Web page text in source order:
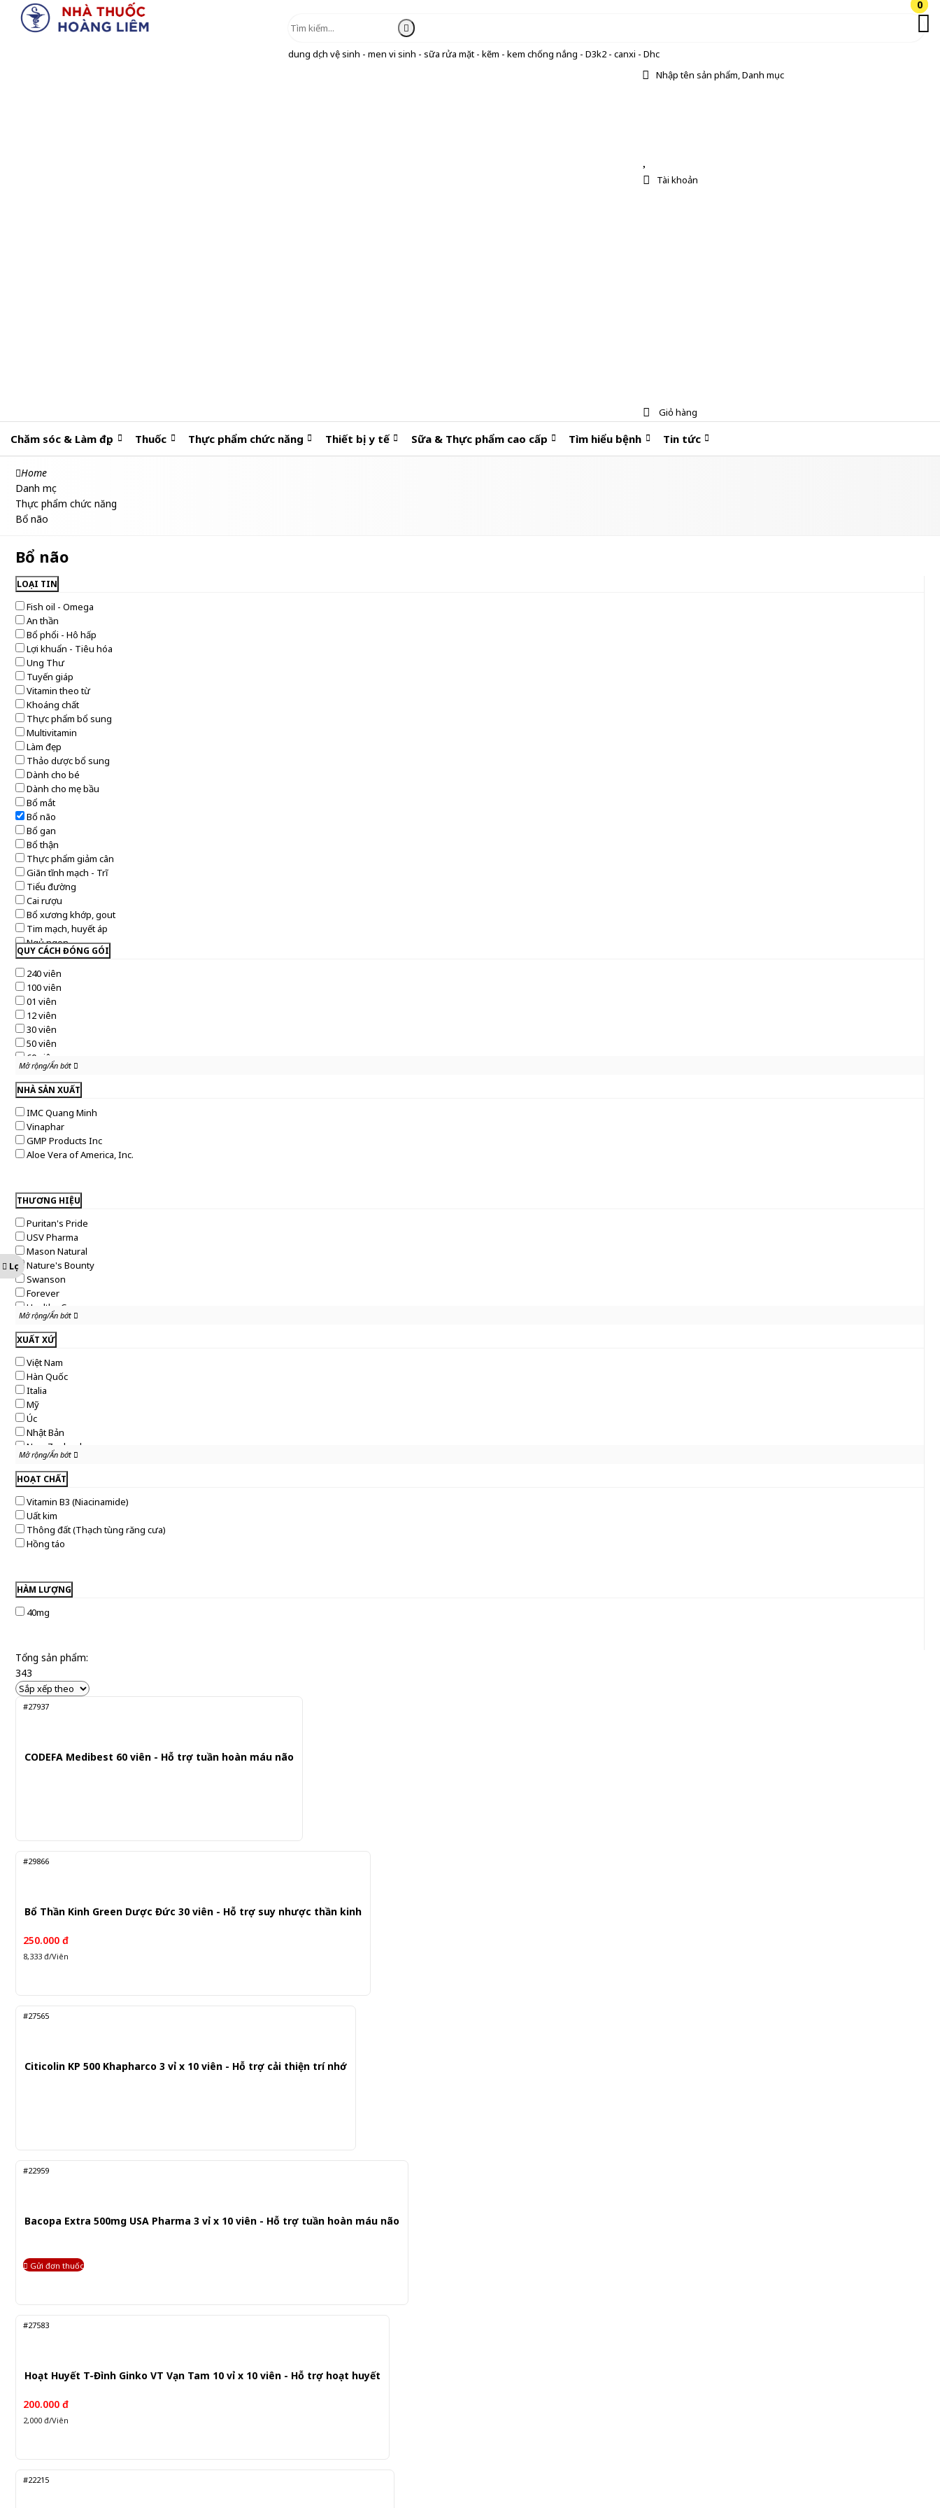
dung dịch vệ sinh - men vi sinh - sữa rửa mặt - kẽm - kem chống nắng - D3k2 - canxi - Dhc
Nhập tên sản phẩm, Danh mục
0
Tài khoản
0
Giỏ hàng
Chăm sóc & Làm đẹp Thuốc Thực phẩm chức năng Thiết bị y tế Sữa & Thực phẩm cao cấp Tìm hiểu bệnh Tin tức
Home
Danh mục
Thực phẩm chức năng
Bổ não
Bổ não
LOẠI TIN
Fish oil - Omega
An thần
Bổ phổi - Hô hấp
Lợi khuẩn - Tiêu hóa
Ung Thư
Tuyến giáp
Vitamin theo từ
Khoáng chất
Thực phẩm bổ sung
Multivitamin
Làm đẹp
Thảo dược bổ sung
Dành cho bé
Dành cho mẹ bầu
Bổ mắt
Bổ não
Bổ gan
Bổ thận
Thực phẩm giảm cân
Giãn tĩnh mạch - Trĩ
Tiểu đường
Cai rượu
Bổ xương khớp, gout
Tim mạch, huyết áp
Ngủ ngon
Thính giác
Tăng sức đề kháng
QUY CÁCH ĐÓNG GÓI
240 viên
100 viên
01 viên
12 viên
30 viên
50 viên
60 viên
90 viên
120 viên
180 viên
20 viên
Mở rộng/Ẩn bớt
Mở rộng/Ẩn bớt
NHÀ SẢN XUẤT
IMC Quang Minh
Vinaphar
GMP Products Inc
Aloe Vera of America, Inc.
THƯƠNG HIỆU
Puritan's Pride
USV Pharma
Mason Natural
Nature's Bounty
Swanson
Forever
Healthy Care
Mở rộng/Ẩn bớt
Mở rộng/Ẩn bớt
XUẤT XỨ
Việt Nam
Hàn Quốc
Italia
Mỹ
Úc
Nhật Bản
New Zealand
Hungary
Mở rộng/Ẩn bớt
Mở rộng/Ẩn bớt
HOẠT CHẤT
Vitamin B3 (Niacinamide)
Uất kim
Thông đất (Thạch tùng răng cưa)
Hồng táo
HÀM LƯỢNG
40mg
Tổng sản phẩm:
343
#27937
CODEFA Medibest 60 viên - Hỗ trợ tuần hoàn máu não
#29866
Bổ Thần Kinh Green Dược Đức 30 viên - Hỗ trợ suy nhược thần kinh
250.000 đ
8,333 đ/Viên
#27565
Citicolin KP 500 Khapharco 3 vỉ x 10 viên - Hỗ trợ cải thiện trí nhớ
#22959
Bacopa Extra 500mg USA Pharma 3 vỉ x 10 viên - Hỗ trợ tuần hoàn máu não
Gửi đơn thuốc
#27583
Hoạt Huyết T-Đình Ginko VT Vạn Tam 10 vỉ x 10 viên - Hỗ trợ hoạt huyết
200.000 đ
2,000 đ/Viên
#22215
Lọc